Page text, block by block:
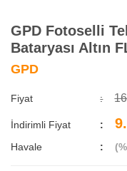
GPD Fotoselli
Bataryası Altın
GPD
Fiyat
İndirimli Fiyat
Havale